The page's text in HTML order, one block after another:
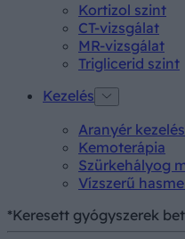
Kortizol szint
CT-vizsgálat
MR-vizsgálat
Triglicerid szint
Kezelés
Aranyér
Kemoterápia
Szürkehályog
Vízszerű
*Keresett gyógyszerek